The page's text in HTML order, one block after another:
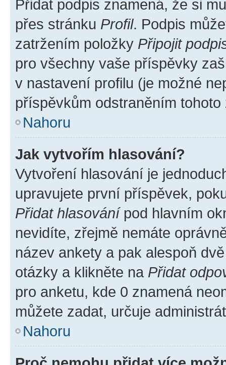
Přidat podpis znamená, že si
přes stránku Profil. Podpis
zatržením položky Připojit
pro všechny vaše příspěvky
v nastavení profilu (je možné
příspěvkům odstraněním
Nahoru
Jak vytvořím hlasování?
Vytvoření hlasování je
upravujete první příspěvek,
Přidat hlasovánípod hlavním
nevidíte, zřejmě nemáte
název ankety a pak alespoň
otázky a klikněte na Přidat
pro anketu, kde 0 znamená
můžete zadat, určuje
Nahoru